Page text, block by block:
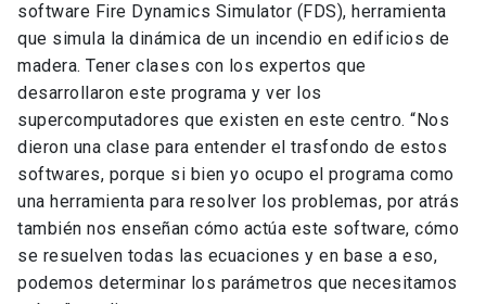
software Fire Dynamics Simulator (FDS), herramienta
que simula la dinámica de un incendio en edificios de
madera. Tener clases con los expertos que
desarrollaron este programa y ver los
supercomputadores que existen en este centro. “Nos
dieron una clase para entender el trasfondo de estos
softwares, porque si bien yo ocupo el programa como
una herramienta para resolver los problemas, por atrás
también nos enseñan cómo actúa este software, cómo
se resuelven todas las ecuaciones y en base a eso,
podemos determinar los parámetros que necesitamos